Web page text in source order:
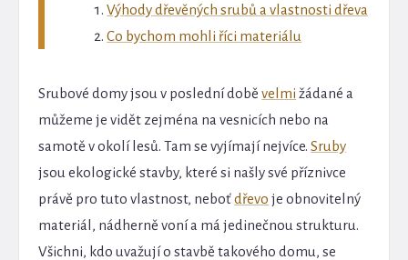
Výhody dřevěných srubů a vlastnosti dřeva
Co bychom mohli říci materiálu
Srubové domy jsou v poslední doběvelmi žádané a
můžeme je vidět zejména na vesnicích nebo na
samotě v okolí lesů. Tam se vyjímají nejvíce.Sruby
jsou ekologické stavby, které si našly své příznivce
právě pro tuto vlastnost, neboťdřevo je obnovitelný
materiál, nádherně voní a má jedinečnou strukturu.
Všichni, kdo uvažují o stavbě takového domu, se